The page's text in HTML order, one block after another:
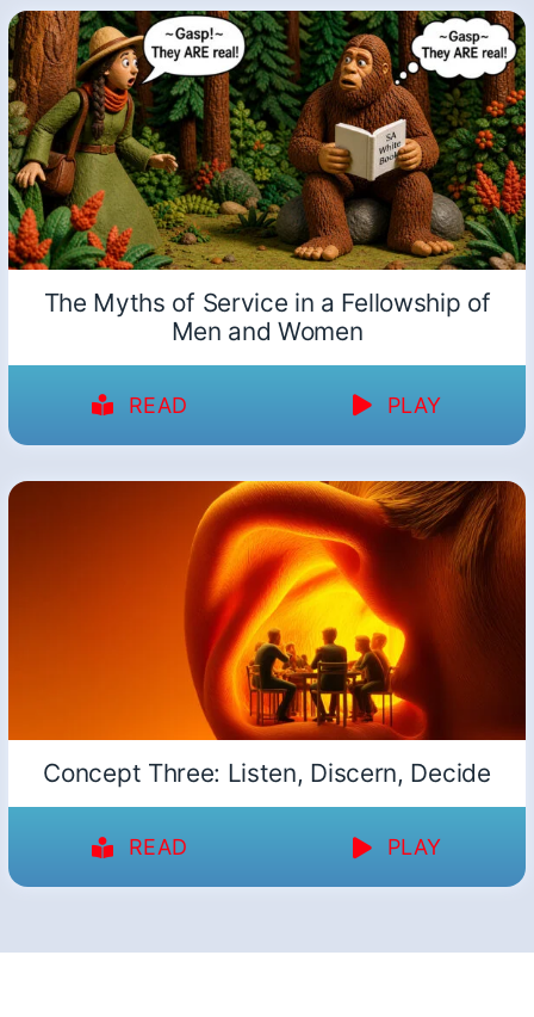
The Myths of Service in a Fellowship of
Men and Women
READ PLAY
Concept Three: Listen, Discern, Decide
READ PLAY